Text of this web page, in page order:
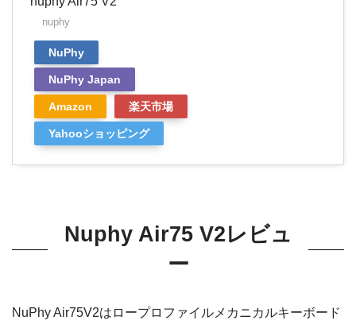
nuphy
NuPhy
NuPhy Japan
Amazon 楽天市場
Yahooショッピング
Nuphy Air75 V2レビュ
ー
NuPhy Air75V2はロープロファイルメカニカルキーボード